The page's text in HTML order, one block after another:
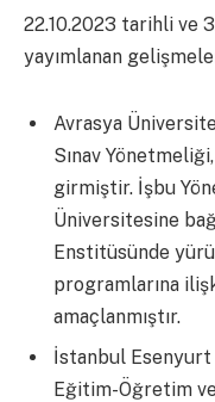
22.10.2023 tarihli ve
yayımlanan
Avrasya
Sınav
girmiştir. İşbu
Üniversitesine
Enstitüsünde
programlarına
amaçlanmıştır.
İstanbul Esenyurt
Eğitim-Öğretim